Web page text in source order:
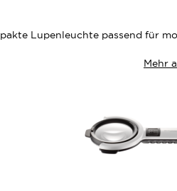
Lupenleuchte passend für
Mehr